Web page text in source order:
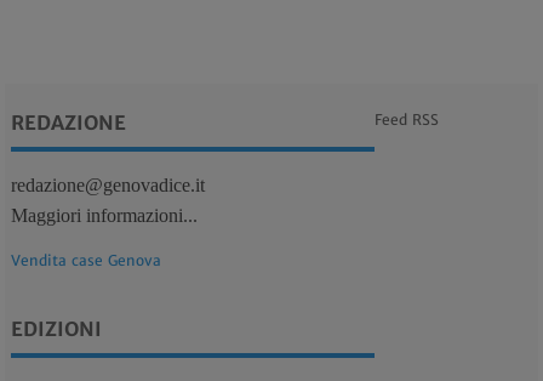
REDAZIONE
redazione@genovadice.it
Maggiori informazioni...
Vendita case Genova
EDIZIONI
Feed RSS